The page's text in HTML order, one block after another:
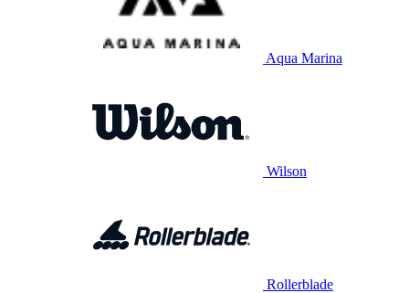
Aqua Marina
Wilson
Rollerblade